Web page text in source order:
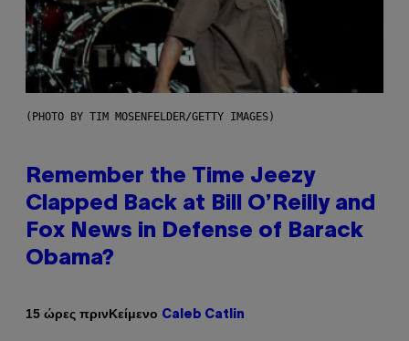
(PHOTO BY TIM MOSENFELDER/GETTY IMAGES)
Remember the Time Jeezy
Clapped Back at Bill O’Reilly and
Fox News in Defense of Barack
Obama?
15 ώρες πρινΚείμενο Caleb Catlin